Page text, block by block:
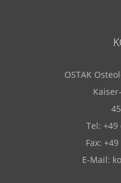
OSTAK
Tel: +49
Fax:
E-Mail: